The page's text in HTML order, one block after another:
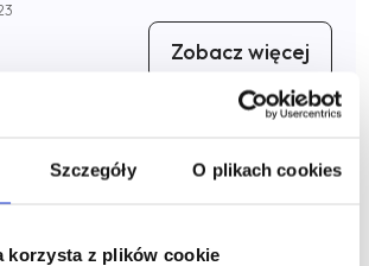
Szczegóły O plikach cookies
korzysta z plików cookie
Zobacz więcej